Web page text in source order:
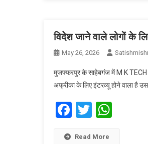
विदेश जाने वाले लोगों के
May 26, 2026
मुजफ्फरपुर के साहेबगंज में M K TECH
अफ्रीका के लिए इंटरव्यू होने वाला है
Facebook
Twitter
Read More